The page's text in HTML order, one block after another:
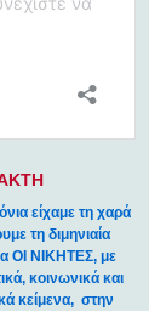
είχαμε τη χαρά
τη διμηνιαία
ΟΙ ΝΙΚΗΤΕΣ, με
κοινωνικά και
κείμενα, στην